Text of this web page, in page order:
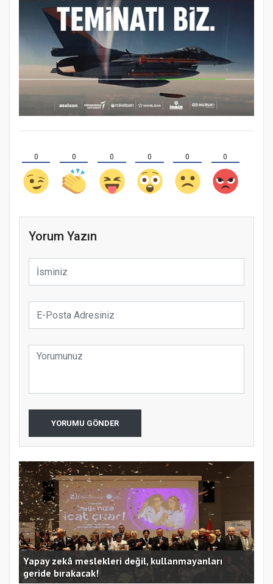
0 0 0 0 0 0
Yorum Yazın
YORUMU GÖNDER
Kocaeli Büyükşehir’in SİDEM’i 129 bin kişiyi afetlere
hazırladı